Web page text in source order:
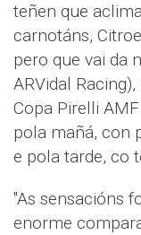
teñen que
carnotáns,
pero que vai da
ARVidal
Copa Pirelli
pola mañá, con
e pola tarde, co
"As sensacións
enorme